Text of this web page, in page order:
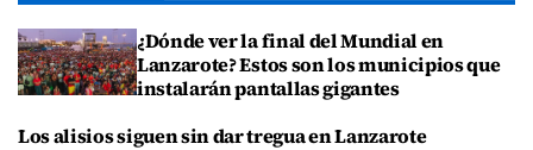
¿Dónde ver la final del Mundial en
Lanzarote? Estos son los municipios que
instalarán pantallas gigantes
Los alisios siguen sin dar tregua en Lanzarote